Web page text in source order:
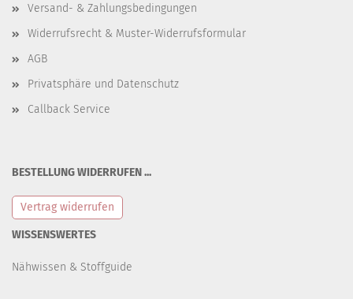
Versand- & Zahlungsbedingungen
Widerrufsrecht & Muster-Widerrufsformular
AGB
Privatsphäre und Datenschutz
Callback Service
BESTELLUNG WIDERRUFEN ...
Vertrag widerrufen
WISSENSWERTES
Nähwissen & Stoffguide